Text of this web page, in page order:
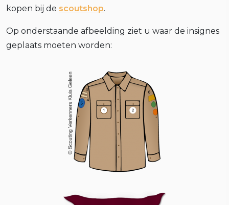
kopen bij de scoutshop.
Op onderstaande afbeelding ziet u waar de insignes
geplaats moeten worden: